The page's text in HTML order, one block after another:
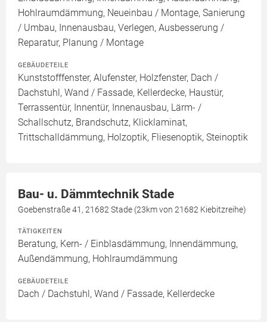
Hohlraumdämmung, Neueinbau / Montage, Sanierung
/ Umbau, Innenausbau, Verlegen, Ausbesserung /
Reparatur, Planung / Montage
GEBÄUDETEILE
Kunststofffenster, Alufenster, Holzfenster, Dach /
Dachstuhl, Wand / Fassade, Kellerdecke, Haustür,
Terrassentür, Innentür, Innenausbau, Lärm- /
Schallschutz, Brandschutz, Klicklaminat,
Trittschalldämmung, Holzoptik, Fliesenoptik, Steinoptik
Bau- u. Dämmtechnik Stade
Goebenstraße 41, 21682 Stade (23km von 21682 Kiebitzreihe)
TÄTIGKEITEN
Beratung, Kern- / Einblasdämmung, Innendämmung,
Außendämmung, Hohlraumdämmung
GEBÄUDETEILE
Dach / Dachstuhl, Wand / Fassade, Kellerdecke